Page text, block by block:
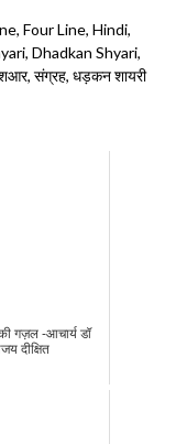
Four Line, Hindi,
Dhadkan Shyari,
संग्रह, धड़कन शायरी
गज़ल -आचार्य डॉ
दीक्षित